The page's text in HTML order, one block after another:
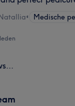
• Medische